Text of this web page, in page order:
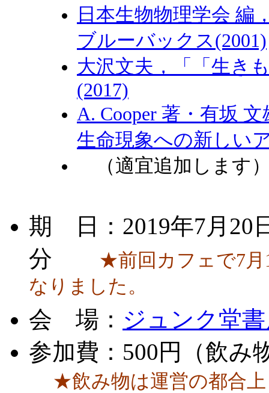
日本生物物理学会 編
ブルーバックス(2001)
大沢文夫，「「生き
(2017)
A. Cooper 著・有坂
生命現象への新しい
（適宜追加します
期 日：2019年7月20
分
★前回カフェで7月
なりました。
会 場： ジュンク堂
参加費：500円（飲み
★飲み物は運営の都合